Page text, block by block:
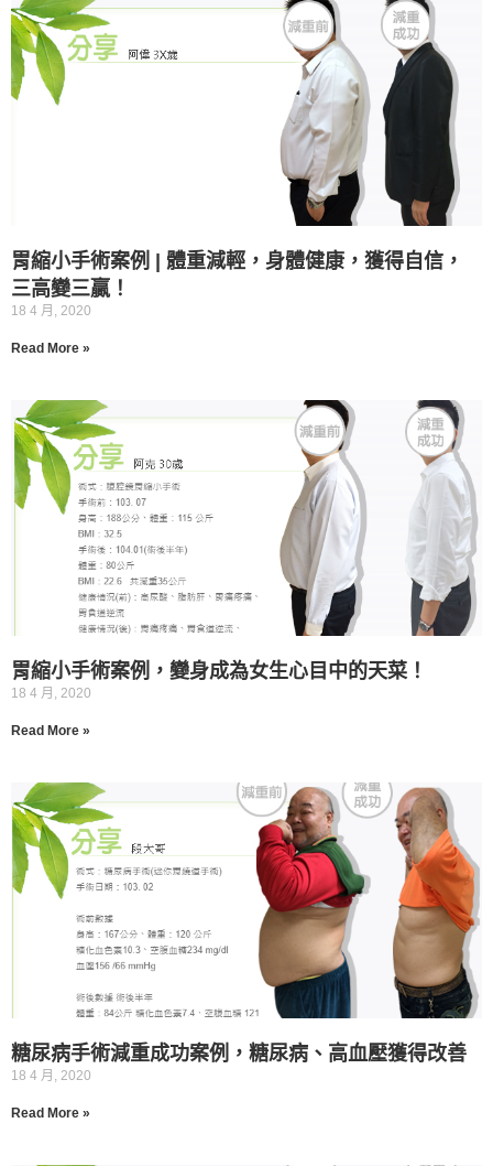
胃縮小手術案例 | 體重減輕，身體健康，獲得自信，
三高變三贏！
18 4 月, 2020
Read More »
胃縮小手術案例，變身成為女生心目中的天菜！
18 4 月, 2020
Read More »
糖尿病手術減重成功案例，糖尿病、高血壓獲得改善
18 4 月, 2020
Read More »